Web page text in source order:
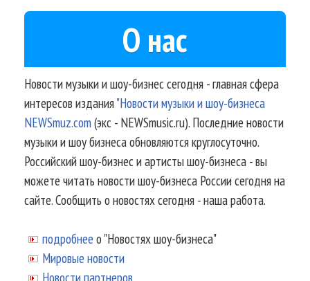
О нас
Новости музыки и шоу-бизнес сегодня - главная сфера
интересов издания"Новости музыки и шоу-бизнеса
NEWSmuz.com(экс - NEWSmusic.ru). Последние новости
музыки и шоу бизнеса обновляются круглосуточно.
Российский шоу-бизнес и артисты шоу-бизнеса - вы
можете читать новости шоу-бизнеса России сегодня на
сайте. Сообщить о новостях сегодня - наша работа.
подробнее о "Новостях шоу-бизнеса"
Мировые новости
Новости партнеров